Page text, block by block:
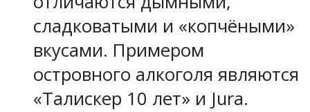
сладковатыми и «копчёными»
вкусами. Примером
островного алкоголя являются
«Талискер 10 лет» и Jura.